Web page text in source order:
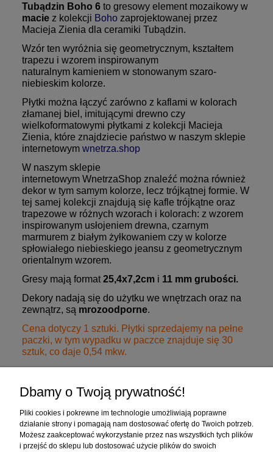
Tubądzin Boho 6 to gresowy element mozaikowy w
macie z kolekcji Boho zaprojektowanej przez
Macieja Zienia dla ceramiki Tubądzin.
Wzór ten wyróżnia się geometrycznym, kształtem
trapezu i wzorem inspirowanym
naturalnym kamieniem w stonowanym szaro-
niebieskim kolorze.
Płytki można łączyć zarówno z kaflami w kolorach
złamanej biel, imitującymi drewno czy
wielkoformatowymi płytkami z kolekcji Macieja
Zienia, które znajdziecie państwo w naszym sklepie
internetowym wnetrza.shop
W naszym sklepie
internetowym WnetrzaShop znaleźć można również
dekor w tym samym kolorze, lecz trójkątnej formie. W
tej samej kolekcji znajdują się kafle trójkątne oraz
trapezowe w różnych wzorach i kolorach: z wzorem
inspirowanym usłojeniem drewna, czarnym
marmurem z białym żyłkowaniem czy w kolorze
spłowiałego niebieskiego jeansu z geometrycznym
orientalnym wzorem.
Gresy mają format25,4x7,2cm i 11 mm grubości.
Dekory nadają się do użytku we wnętrzach oraz na
zewnątrz, są mrozoodporne.
Cena dotyczy 1 sztuki. Płytki sprzedajemy na pełne
paczki, w tym wypadku w paczce znajduje się 30
sztuk, co daje 0,54 mkw.
Zakupy
Pomoc
Dbamy o Twoją prywatność!
Pliki cookies i pokrewne im technologie umożliwiają poprawne
działanie strony i pomagają nam dostosować ofertę do Twoich potrzeb.
Możesz zaakceptować wykorzystanie przez nas wszystkich tych plików
i przejść do sklepu lub dostosować użycie plików do swoich